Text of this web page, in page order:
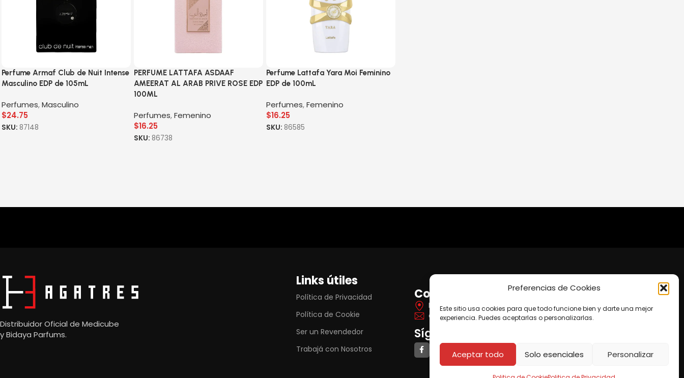
Preferencias de Cookies
Este sitio usa cookies para que todo funcione bien y darte una mejor
experiencia. Puedes aceptarlas o personalizarlas.
Aceptar todo Solo esenciales Personalizar
Perfume Armaf Club de Nuit Intense
Masculino EDP de 105mL
Perfumes,Masculino
$24.75
SKU: 87148
PERFUME LATTAFA ASDAAF
AMEERAT AL ARAB PRIVE ROSE EDP
100ML
Perfumes,Femenino
$16.25
SKU: 86738
Perfume Lattafa Yara Moi Feminino
EDP de 100mL
Perfumes,Femenino
$16.25
SKU: 86585
Distribuidor Oficial de Medicube
yBidaya Parfums.
Links útiles
Política de Privacidad
Política de Cookie
Ser un Revendedor
Trabajá con Nosotros
Itá Yvate Shopping Cataratas, 4to Piso.
contato@agatres.co
Contacto
Síguenos: